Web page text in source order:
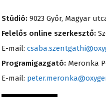
Stúdió: 9023 Győr, Magyar
Felelős online szerkesztő:
E-mail:
Programigazgató: Meronka
E-mail: